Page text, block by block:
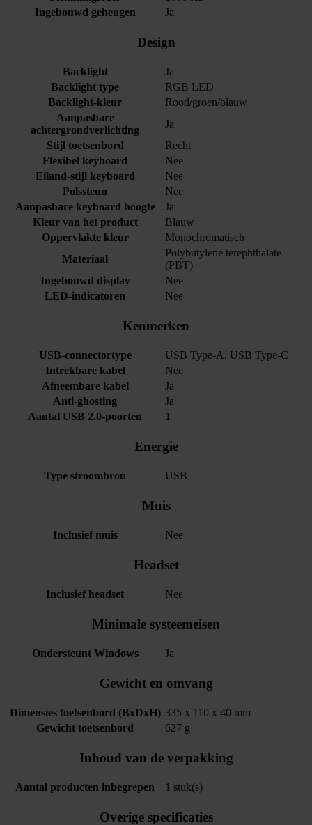
Ingebouwd geheugen
Ja
Design
Backlight
Ja
Backlight type
RGB LED
Backlight-kleur
Rood/groen/blauw
Aanpasbare
achtergrondverlichting
Ja
Stijl toetsenbord
Recht
Flexibel keyboard
Nee
Eiland-stijl keyboard
Nee
Polssteun
Nee
Aanpasbare keyboard hoogte
Ja
Kleur van het product
Blauw
Oppervlakte kleur
Monochromatisch
Materiaal
Polybutylene terephthalate
(PBT)
Ingebouwd display
Nee
LED-indicatoren
Nee
Kenmerken
USB-connectortype
USB Type-A, USB Type-C
Intrekbare kabel
Nee
Afneembare kabel
Ja
Anti-ghosting
Ja
Aantal USB 2.0-poorten
1
Energie
Type stroombron USB
Muis
Inclusief muis Nee
Headset
Inclusief headset Nee
Minimale systeemeisen
Ondersteunt Windows Ja
Gewicht en omvang
Dimensies toetsenbord (BxDxH) 335 x 110 x 40 mm
Gewicht toetsenbord
627 g
Inhoud van de verpakking
Aantal producten inbegrepen 1 stuk(s)
Overige specificaties